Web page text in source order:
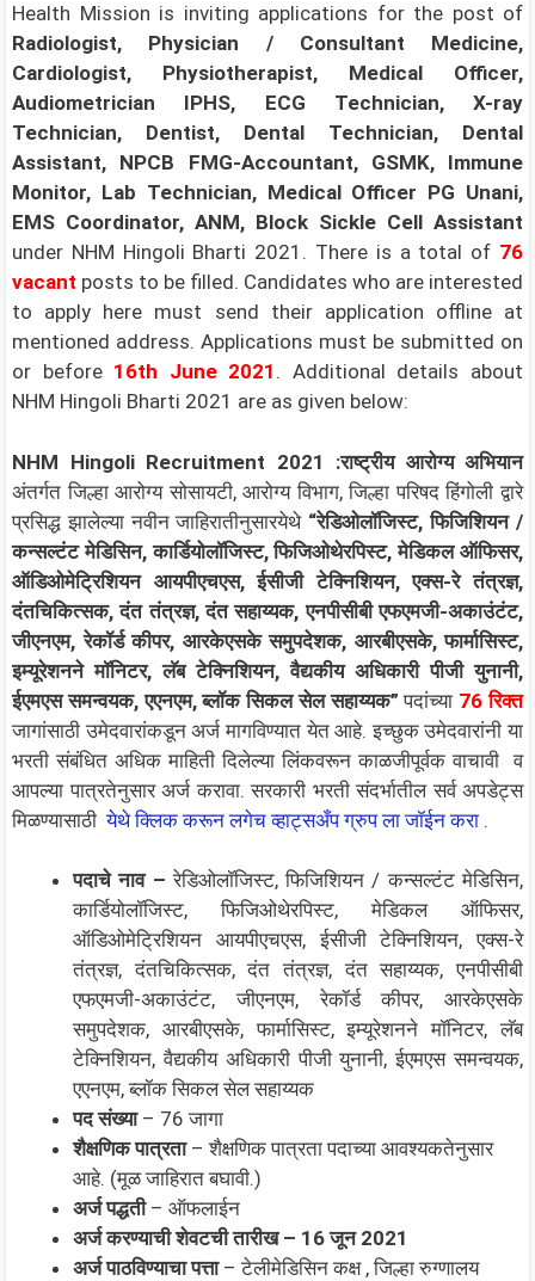
Health Mission is inviting applications for the post of
Radiologist, Physician / Consultant Medicine,
Cardiologist, Physiotherapist, Medical Officer,
Audiometrician IPHS, ECG Technician, X-ray
Technician, Dentist, Dental Technician, Dental
Assistant, NPCB FMG-Accountant, GSMK, Immune
Monitor, Lab Technician, Medical Officer PG Unani,
EMS Coordinator, ANM, Block Sickle Cell Assistant
under NHM Hingoli Bharti 2021. There is a total of 76
vacant posts to be filled. Candidates who are interested
to apply here must send their application offline at
mentioned address. Applications must be submitted on
or before 16th June 2021 . Additional details about
NHM Hingoli Bharti 2021 are as given below:
NHM Hingoli Recruitment 2021 :राष्ट्रीय आरोग्य अभियान
अंतर्गत जिल्हा आरोग्य सोसायटी, आरोग्य विभाग, जिल्हा परिषद हिंगोली द्वारे
प्रसिद्ध झालेल्या नवीन जाहिरातीनुसारयेथे “रेडिओलॉजिस्ट, फिजिशियन /
कन्सल्टंट मेडिसिन, कार्डियोलॉजिस्ट, फिजिओथेरपिस्ट, मेडिकल ऑफिसर,
ऑडिओमेट्रिशियन आयपीएचएस, ईसीजी टेक्निशियन, एक्स-रे तंत्रज्ञ,
दंतचिकित्सक, दंत तंत्रज्ञ, दंत सहाय्यक, एनपीसीबी एफएमजी-अकाउंटंट,
जीएनएम, रेकॉर्ड कीपर, आरकेएसके समुपदेशक, आरबीएसके, फार्मासिस्ट,
इम्यूरेशनने मॉनिटर, लॅब टेक्निशियन, वैद्यकीय अधिकारी पीजी युनानी,
ईएमएस समन्वयक, एएनएम, ब्लॉक सिकल सेल सहाय्यक” पदांच्या 76 रिक्त
जागांसाठी उमेदवारांकडून अर्ज मागविण्यात येत आहे. इच्छुक उमेदवारांनी या
भरती संबंधित अधिक माहिती दिलेल्या लिंकवरून काळजीपूर्वक वाचावी व
आपल्या पात्रतेनुसार अर्ज करावा. सरकारी भरती संदर्भातील सर्व अपडेट्स
मिळण्यासाठी येथे क्लिक करून लगेच व्हाट्सअँप ग्रुप ला जॉईन करा .
पदाचे नाव –रेडिओलॉजिस्ट, फिजिशियन / कन्सल्टंट मेडिसिन,
कार्डियोलॉजिस्ट, फिजिओथेरपिस्ट, मेडिकल ऑफिसर,
ऑडिओमेट्रिशियन आयपीएचएस, ईसीजी टेक्निशियन, एक्स-रे
तंत्रज्ञ, दंतचिकित्सक, दंत तंत्रज्ञ, दंत सहाय्यक, एनपीसीबी
एफएमजी-अकाउंटंट, जीएनएम, रेकॉर्ड कीपर, आरकेएसके
समुपदेशक, आरबीएसके, फार्मासिस्ट, इम्यूरेशनने मॉनिटर, लॅब
टेक्निशियन, वैद्यकीय अधिकारी पीजी युनानी, ईएमएस समन्वयक,
एएनएम, ब्लॉक सिकल सेल सहाय्यक
पद संख्या– 76 जागा
शैक्षणिक पात्रता– शैक्षणिक पात्रता पदाच्या आवश्यकतेनुसार
आहे. (मूळ जाहिरात बघावी.)
अर्ज पद्धती– ऑफलाईन
अर्ज करण्याची शेवटची तारीख – 16 जून 2021
अर्ज पाठविण्याचा पत्ता– टेलीमेडिसिन कक्ष , जिल्हा रुग्णालय